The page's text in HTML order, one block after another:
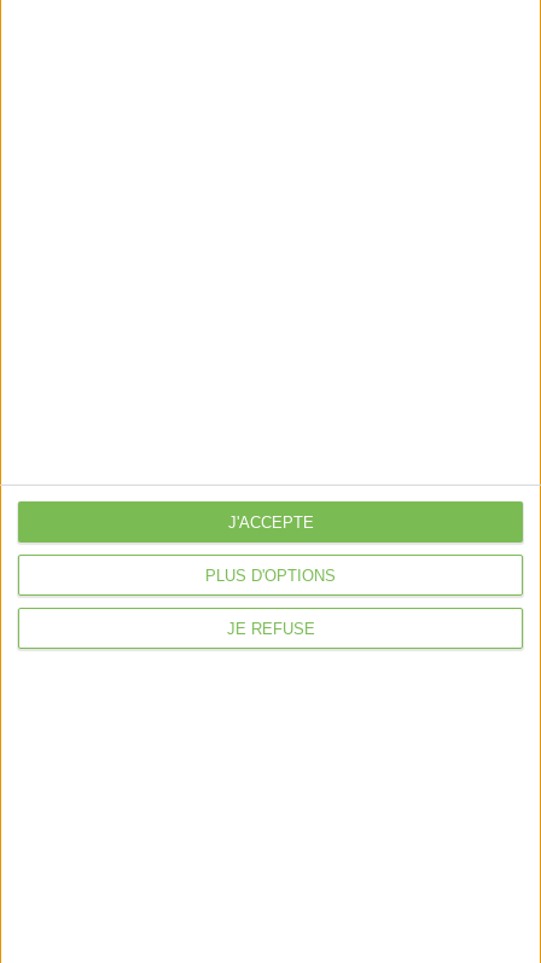
PLUS D'OPTIONS
JE REFUSE
J'ACCEPTE
Mentions légales
Politique de confidentialité
Condition générales de ventes
Fait avec ❤️ parVerywell Digital